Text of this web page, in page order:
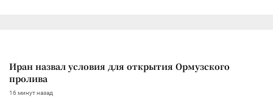
Иран назвал условия для открытия Ормузского
пролива
16 минут назад